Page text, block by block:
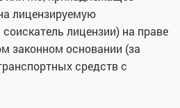
лицензируемую
лицензии) на праве
законном основании (за
средств с